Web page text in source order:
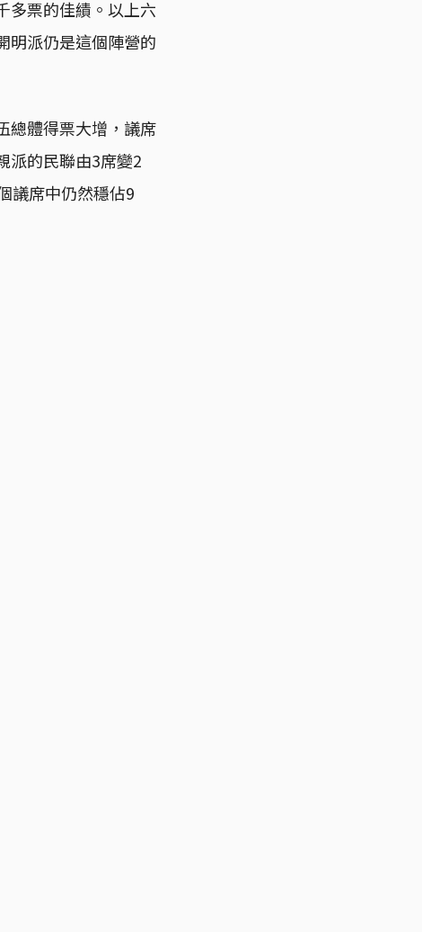
多票的佳績。以上六
明派仍是這個陣營的
總體得票大增，議席
派的民聯由3席變2
議席中仍然穩佔9